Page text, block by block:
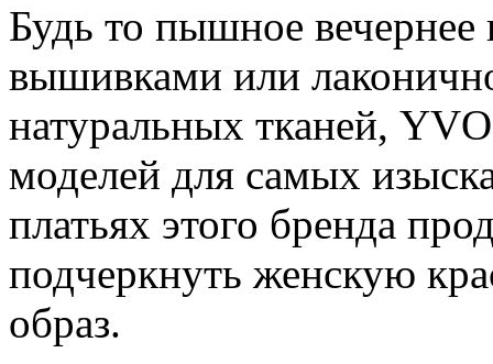
Будь то пышное
вышивками или
натуральных тканей,
моделей для самых
платьях этого бренда
подчеркнуть женскую
образ.